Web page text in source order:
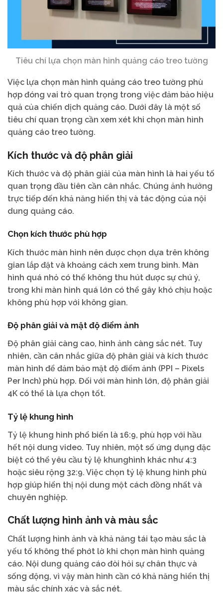
Tiêu chí lựa chọn màn hình quảng cáo treo tường
Việc lựa chọn màn hình quảng cáo treo tường phù
hợp đóng vai trò quan trọng trong việc đảm bảo hiệu
quả của chiến dịch quảng cáo. Dưới đây là một số
tiêu chí quan trọng cần xem xét khi chọn màn hình
quảng cáo treo tường.
Kích thước và độ phân giải
Kích thước và độ phân giải của màn hình là hai yếu tố
quan trọng đầu tiên cần cân nhắc. Chúng ảnh hưởng
trực tiếp đến khả năng hiển thị và tác động của nội
dung quảng cáo.
Chọn kích thước phù hợp
Kích thước màn hình nên được chọn dựa trên không
gian lắp đặt và khoảng cách xem trung bình. Màn
hình quá nhỏ có thể không thu hút được sự chú ý,
trong khi màn hình quá lớn có thể gây khó chịu hoặc
không phù hợp với không gian.
Độ phân giải và mật độ điểm ảnh
Độ phân giải càng cao, hình ảnh càng sắc nét. Tuy
nhiên, cần cân nhắc giữa độ phân giải và kích thước
màn hình để đảm bảo mật độ điểm ảnh (PPI – Pixels
Per Inch) phù hợp. Đối với màn hình lớn, độ phân giải
4K có thể là lựa chọn tốt.
Tỷ lệ khung hình
Tỷ lệ khung hình phổ biến là 16:9, phù hợp với hầu
hết nội dung video. Tuy nhiên, một số ứng dụng đặc
biệt có thể yêu cầu tỷ lệ khunghình khác như 4:3
hoặc siêu rộng 32:9. Việc chọn tỷ lệ khung hình phù
hợp giúp hiển thị nội dung một cách đồng nhất và
chuyên nghiệp.
Chất lượng hình ảnh và màu sắc
Chất lượng hình ảnh và khả năng tái tạo màu sắc là
yếu tố không thể phớt lờ khi chọn màn hình quảng
cáo. Nội dung quảng cáo đòi hỏi sự chân thực và
sống động, vì vậy màn hình cần có khả năng hiển thị
màu sắc chính xác và sắc nét.